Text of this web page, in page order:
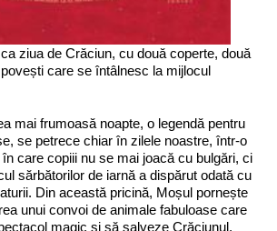
ziua de Crăciun, cu două coperte, două
care se întâlnesc la mijlocul
mai frumoasă noapte, o legendă pentru
se petrece chiar în zilele noastre, într-o
care copiii nu se mai joacă cu bulgări, ci
sărbătorilor de iarnă a dispărut odată cu
Din această pricină, Moșul pornește
unui convoi de animale fabuloase care
magic și să salveze Crăciunul.